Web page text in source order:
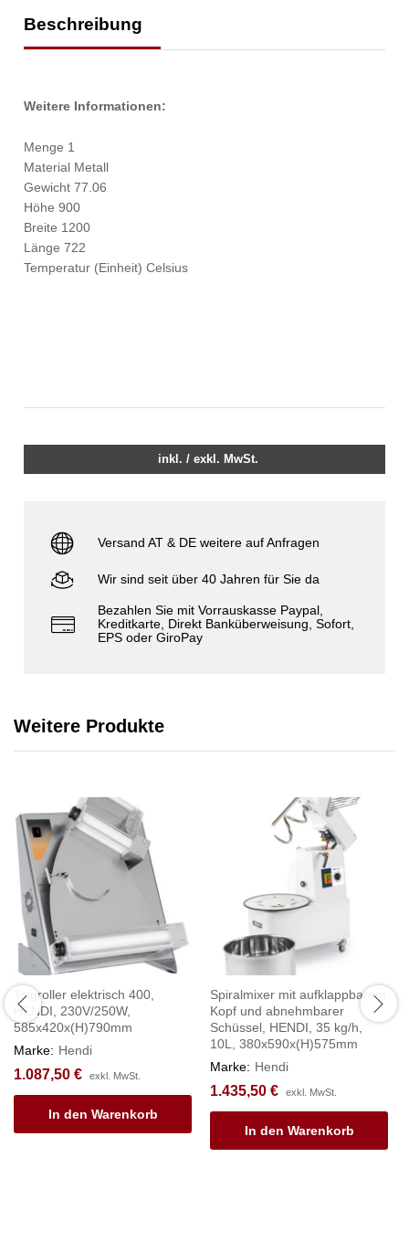
Beschreibung
Weitere Informationen:
Menge 1
Material Metall
Gewicht 77.06
Höhe 900
Breite 1200
Länge 722
Temperatur (Einheit) Celsius
inkl. / exkl. MwSt.
Versand AT & DE weitere auf Anfragen
Wir sind seit über 40 Jahren für Sie da
Bezahlen Sie mit Vorrauskasse Paypal,
Kreditkarte, Direkt Banküberweisung, Sofort,
EPS oder GiroPay
Weitere Produkte
Teigroller elektrisch 400,
HENDI, 230V/250W,
585x420x(H)790mm
Marke: Hendi
1.087,50 € exkl. MwSt.
In den Warenkorb
Spiralmixer mit aufklappbarem
Kopf und abnehmbarer
Schüssel, HENDI, 35 kg/h,
10L, 380x590x(H)575mm
Marke: Hendi
1.435,50 € exkl. MwSt.
In den Warenkorb